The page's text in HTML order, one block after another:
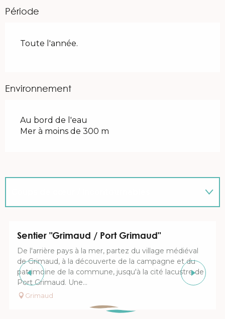
Période
Toute l'année.
Environnement
Au bord de l'eau
Mer à moins de 300 m
Sentier "Grimaud / Port Grimaud"
De l'arrière pays à la mer, partez du village médiéval
de Grimaud, à la découverte de la campagne et du
patrimoine de la commune, jusqu'à la cité lacustre de
Port Grimaud. Une...
Grimaud